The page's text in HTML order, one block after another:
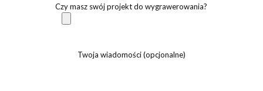
Czy masz swój projekt do wygrawerowania?
Twoja wiadomości (opcjonalne)